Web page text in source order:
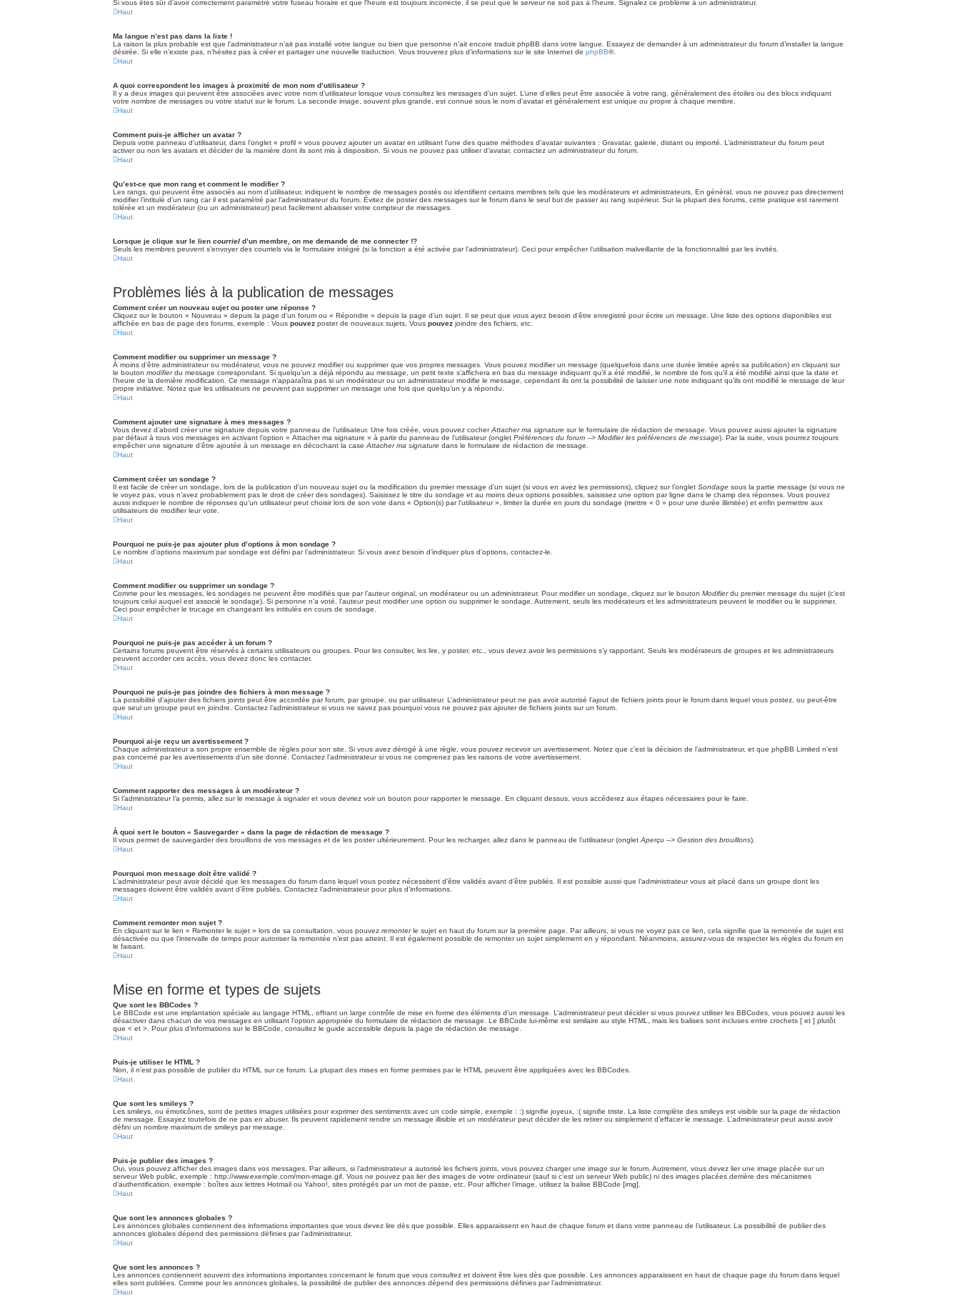
Si vous êtes sûr d’avoir correctement paramétré votre fuseau horaire et que l’heure est toujours incorrecte, il se peut que le serveur ne soit pas à l’heure. Signalez ce problème à un administrateur.
Haut
Ma langue n’est pas dans la liste !
La raison la plus probable est que l’administrateur n’ait pas installé votre langue ou bien que personne n’ait encore traduit phpBB dans votre langue. Essayez de demander à un administrateur du forum d’installer la langue
désirée. Si elle n’existe pas, n’hésitez pas à créer et partager une nouvelle traduction. Vous trouverez plus d’informations sur le site Internet de phpBB®.
Haut
A quoi correspondent les images à proximité de mon nom d’utilisateur ?
Il y a deux images qui peuvent être associées avec votre nom d’utilisateur lorsque vous consultez les messages d’un sujet. L’une d’elles peut être associée à votre rang, généralement des étoiles ou des blocs indiquant
votre nombre de messages ou votre statut sur le forum. La seconde image, souvent plus grande, est connue sous le nom d’avatar et généralement est unique ou propre à chaque membre.
Haut
Comment puis-je afficher un avatar ?
Depuis votre panneau d’utilisateur, dans l’onglet « profil » vous pouvez ajouter un avatar en utilisant l’une des quatre méthodes d’avatar suivantes : Gravatar, galerie, distant ou importé. L’administrateur du forum peut
activer ou non les avatars et décider de la manière dont ils sont mis à disposition. Si vous ne pouvez pas utiliser d’avatar, contactez un administrateur du forum.
Haut
Qu’est-ce que mon rang et comment le modifier ?
Les rangs, qui peuvent être associés au nom d’utilisateur, indiquent le nombre de messages postés ou identifient certains membres tels que les modérateurs et administrateurs. En général, vous ne pouvez pas directement
modifier l’intitulé d’un rang car il est paramétré par l’administrateur du forum. Évitez de poster des messages sur le forum dans le seul but de passer au rang supérieur. Sur la plupart des forums, cette pratique est rarement
tolérée et un modérateur (ou un administrateur) peut facilement abaisser votre compteur de messages.
Haut
Lorsque je clique sur le lien courriel d’un membre, on me demande de me connecter !?
Seuls les membres peuvent s’envoyer des courriels via le formulaire intégré (si la fonction a été activée par l’administrateur). Ceci pour empêcher l’utilisation malveillante de la fonctionnalité par les invités.
Haut
Problèmes liés à la publication de messages
Comment créer un nouveau sujet ou poster une réponse ?
Cliquez sur le bouton « Nouveau » depuis la page d’un forum ou « Répondre » depuis la page d’un sujet. Il se peut que vous ayez besoin d’être enregistré pour écrire un message. Une liste des options disponibles est
affichée en bas de page des forums, exemple : Vous pouvez poster de nouveaux sujets, Vous pouvez joindre des fichiers, etc.
Haut
Comment modifier ou supprimer un message ?
À moins d’être administrateur ou modérateur, vous ne pouvez modifier ou supprimer que vos propres messages. Vous pouvez modifier un message (quelquefois dans une durée limitée après sa publication) en cliquant sur
le bouton modifierdu message correspondant. Si quelqu’un a déjà répondu au message, un petit texte s’affichera en bas du message indiquant qu’il a été modifié, le nombre de fois qu’il a été modifié ainsi que la date et
l’heure de la dernière modification. Ce message n’apparaîtra pas si un modérateur ou un administrateur modifie le message, cependant ils ont la possibilité de laisser une note indiquant qu’ils ont modifié le message de leur
propre initiative. Notez que les utilisateurs ne peuvent pas supprimer un message une fois que quelqu’un y a répondu.
Haut
Comment ajouter une signature à mes messages ?
Vous devez d’abord créer une signature depuis votre panneau de l’utilisateur. Une fois créée, vous pouvez cocherAttacher ma signature sur le formulaire de rédaction de message. Vous pouvez aussi ajouter la signature
par défaut à tous vos messages en activant l’option « Attacher ma signature » à partir du panneau de l’utilisateur (onglet Préférences du forum --> Modifier les préférences de message). Par la suite, vous pourrez toujours
empêcher une signature d’être ajoutée à un message en décochant la case Attacher ma signature dans le formulaire de rédaction de message.
Haut
Comment créer un sondage ?
Il est facile de créer un sondage, lors de la publication d’un nouveau sujet ou la modification du premier message d’un sujet (si vous en avez les permissions), cliquez sur l’onglet Sondage sous la partie message (si vous ne
le voyez pas, vous n’avez probablement pas le droit de créer des sondages). Saisissez le titre du sondage et au moins deux options possibles, saisissez une option par ligne dans le champ des réponses. Vous pouvez
aussi indiquer le nombre de réponses qu’un utilisateur peut choisir lors de son vote dans « Option(s) par l’utilisateur », limiter la durée en jours du sondage (mettre « 0 » pour une durée illimitée) et enfin permettre aux
utilisateurs de modifier leur vote.
Haut
Pourquoi ne puis-je pas ajouter plus d’options à mon sondage ?
Le nombre d’options maximum par sondage est défini par l’administrateur. Si vous avez besoin d’indiquer plus d’options, contactez-le.
Haut
Comment modifier ou supprimer un sondage ?
Comme pour les messages, les sondages ne peuvent être modifiés que par l’auteur original, un modérateur ou un administrateur. Pour modifier un sondage, cliquez sur le bouton Modifierdu premier message du sujet (c’est
toujours celui auquel est associé le sondage). Si personne n’a voté, l’auteur peut modifier une option ou supprimer le sondage. Autrement, seuls les modérateurs et les administrateurs peuvent le modifier ou le supprimer.
Ceci pour empêcher le trucage en changeant les intitulés en cours de sondage.
Haut
Pourquoi ne puis-je pas accéder à un forum ?
Certains forums peuvent être réservés à certains utilisateurs ou groupes. Pour les consulter, les lire, y poster, etc., vous devez avoir les permissions s’y rapportant. Seuls les modérateurs de groupes et les administrateurs
peuvent accorder ces accès, vous devez donc les contacter.
Haut
Pourquoi ne puis-je pas joindre des fichiers à mon message ?
La possibilité d’ajouter des fichiers joints peut être accordée par forum, par groupe, ou par utilisateur. L’administrateur peut ne pas avoir autorisé l’ajout de fichiers joints pour le forum dans lequel vous postez, ou peut-être
que seul un groupe peut en joindre. Contactez l’administrateur si vous ne savez pas pourquoi vous ne pouvez pas ajouter de fichiers joints sur un forum.
Haut
Pourquoi ai-je reçu un avertissement ?
Chaque administrateur a son propre ensemble de règles pour son site. Si vous avez dérogé à une règle, vous pouvez recevoir un avertissement. Notez que c’est la décision de l’administrateur, et que phpBB Limited n’est
pas concerné par les avertissements d’un site donné. Contactez l’administrateur si vous ne comprenez pas les raisons de votre avertissement.
Haut
Comment rapporter des messages à un modérateur ?
Si l’administrateur l’a permis, allez sur le message à signaler et vous devriez voir un bouton pour rapporter le message. En cliquant dessus, vous accéderez aux étapes nécessaires pour le faire.
Haut
À quoi sert le bouton « Sauvegarder » dans la page de rédaction de message ?
Il vous permet de sauvegarder des brouillons de vos messages et de les poster ultérieurement. Pour les recharger, allez dans le panneau de l’utilisateur (onglet Aperçu --> Gestion des brouillons).
Haut
Pourquoi mon message doit être validé ?
L’administrateur peut avoir décidé que les messages du forum dans lequel vous postez nécessitent d’être validés avant d’être publiés. Il est possible aussi que l’administrateur vous ait placé dans un groupe dont les
messages doivent être validés avant d’être publiés. Contactez l’administrateur pour plus d’informations.
Haut
Comment remonter mon sujet ?
En cliquant sur le lien « Remonter le sujet » lors de sa consultation, vous pouvez remonterle sujet en haut du forum sur la première page. Par ailleurs, si vous ne voyez pas ce lien, cela signifie que la remontée de sujet est
désactivée ou que l’intervalle de temps pour autoriser la remontée n’est pas atteint. Il est également possible de remonter un sujet simplement en y répondant. Néanmoins, assurez-vous de respecter les règles du forum en
le faisant.
Haut
Mise en forme et types de sujets
Que sont les BBCodes ?
Le BBCode est une implantation spéciale au langage HTML, offrant un large contrôle de mise en forme des éléments d’un message. L’administrateur peut décider si vous pouvez utiliser les BBCodes, vous pouvez aussi les
désactiver dans chacun de vos messages en utilisant l’option appropriée du formulaire de rédaction de message. Le BBCode lui-même est similaire au style HTML, mais les balises sont incluses entre crochets [ et ] plutôt
que < et >. Pour plus d’informations sur le BBCode, consultez le guide accessible depuis la page de rédaction de message.
Haut
Puis-je utiliser le HTML ?
Non, il n’est pas possible de publier du HTML sur ce forum. La plupart des mises en forme permises par le HTML peuvent être appliquées avec les BBCodes.
Haut
Que sont les smileys ?
Les smileys, ou émoticônes, sont de petites images utilisées pour exprimer des sentiments avec un code simple, exemple : :) signifie joyeux, :( signifie triste. La liste complète des smileys est visible sur la page de rédaction
de message. Essayez toutefois de ne pas en abuser. Ils peuvent rapidement rendre un message illisible et un modérateur peut décider de les retirer ou simplement d’effacer le message. L’administrateur peut aussi avoir
défini un nombre maximum de smileys par message.
Haut
Puis-je publier des images ?
Oui, vous pouvez afficher des images dans vos messages. Par ailleurs, si l’administrateur a autorisé les fichiers joints, vous pouvez charger une image sur le forum. Autrement, vous devez lier une image placée sur un
serveur Web public, exemple : http://www.exemple.com/mon-image.gif. Vous ne pouvez pas lier des images de votre ordinateur (sauf si c’est un serveur Web public) ni des images placées derrière des mécanismes
d’authentification, exemple : boîtes aux lettres Hotmail ou Yahoo!, sites protégés par un mot de passe, etc. Pour afficher l’image, utilisez la balise BBCode [img].
Haut
Que sont les annonces globales ?
Les annonces globales contiennent des informations importantes que vous devez lire dès que possible. Elles apparaissent en haut de chaque forum et dans votre panneau de l’utilisateur. La possibilité de publier des
annonces globales dépend des permissions définies par l’administrateur.
Haut
Que sont les annonces ?
Les annonces contiennent souvent des informations importantes concernant le forum que vous consultez et doivent être lues dès que possible. Les annonces apparaissent en haut de chaque page du forum dans lequel
elles sont publiées. Comme pour les annonces globales, la possibilité de publier des annonces dépend des permissions définies par l’administrateur.
Haut